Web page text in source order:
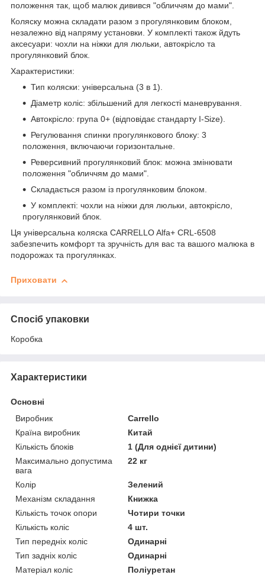
положення так, щоб малюк дивився "обличчям до мами".
Коляску можна складати разом з прогулянковим блоком,
незалежно від напряму установки. У комплекті також йдуть
аксесуари: чохли на ніжки для люльки, автокрісло та
прогулянковий блок.
Характеристики:
Тип коляски: універсальна (3 в 1).
Діаметр коліс: збільшений для легкості маневрування.
Автокрісло: група 0+ (відповідає стандарту I-Size).
Регулювання спинки прогулянкового блоку: 3
положення, включаючи горизонтальне.
Реверсивний прогулянковий блок: можна змінювати
положення "обличчям до мами".
Складається разом із прогулянковим блоком.
У комплекті: чохли на ніжки для люльки, автокрісло,
прогулянковий блок.
Ця універсальна коляска CARRELLO Alfa+ CRL-6508
забезпечить комфорт та зручність для вас та вашого малюка в
подорожах та прогулянках.
Приховати
Спосіб упаковки
Коробка
Характеристики
Основні
Виробник
Carrello
Країна виробник
Китай
Кількість блоків
1 (Для однієї дитини)
Максимально допустима
вага
22 кг
Колір
Зелений
Механізм складання
Книжка
Кількість точок опори
Чотири точки
Кількість коліс
4 шт.
Тип передніх коліс
Одинарні
Тип задніх коліс
Одинарні
Матеріал коліс
Поліуретан